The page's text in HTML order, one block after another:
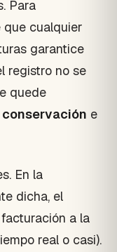
Para
que cualquier
garantice
registro no se
quede
conservación e
En la
dicha, el
a la
real o casi).